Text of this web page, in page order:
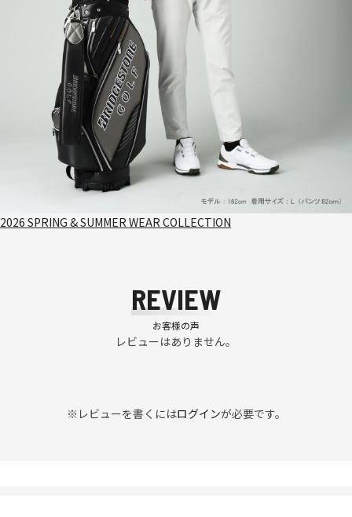
2026 SPRING & SUMMER WEAR COLLECTION
REVIEW
お客様の声
レビューはありません。
※レビューを書くにはログインが必要です。